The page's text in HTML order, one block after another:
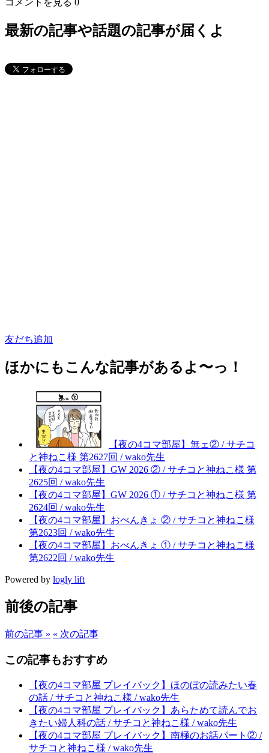
最新の記事や話題の記事が届くよ
友だち追加
ほかにもこんな記事があるよ〜っ！
【夜の4コマ部屋】無ェ② / サチコ
と神ねこ様 第2627回 / wako先生
【夜の4コマ部屋】GW 2026 ② / サチコと神ねこ様 第
2625回 / wako先生
【夜の4コマ部屋】GW 2026 ① / サチコと神ねこ様 第
2624回 / wako先生
【夜の4コマ部屋】おべんきょ ② / サチコと神ねこ様
第2623回 / wako先生
【夜の4コマ部屋】おべんきょ ① / サチコと神ねこ様
第2622回 / wako先生
Powered by logly lift
前後の記事
前の記事 » « 次の記事
この記事もおすすめ
【夜の4コマ部屋 プレイバック】ほのぼの読みたい春
の話 / サチコと神ねこ様 / wako先生
【夜の4コマ部屋 プレイバック】あらためて読んでお
きたい婦人科の話 / サチコと神ねこ様 / wako先生
【夜の4コマ部屋 プレイバック】南極のお話パート② /
サチコと神ねこ様 / wako先生